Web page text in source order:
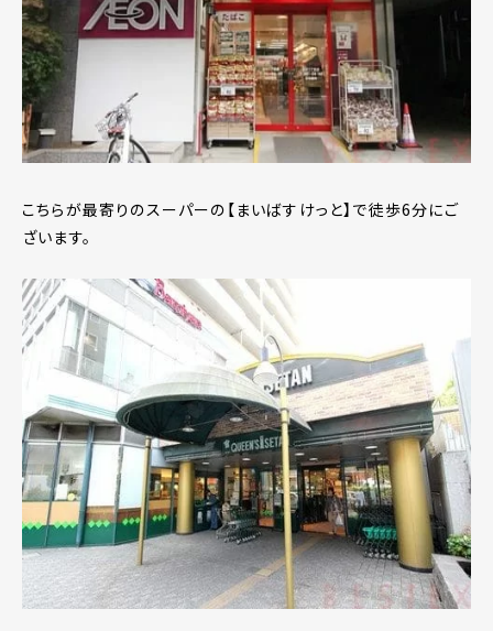
こちらが最寄りのスーパーの【まいばすけっと】で徒歩6分にご
ざいます。